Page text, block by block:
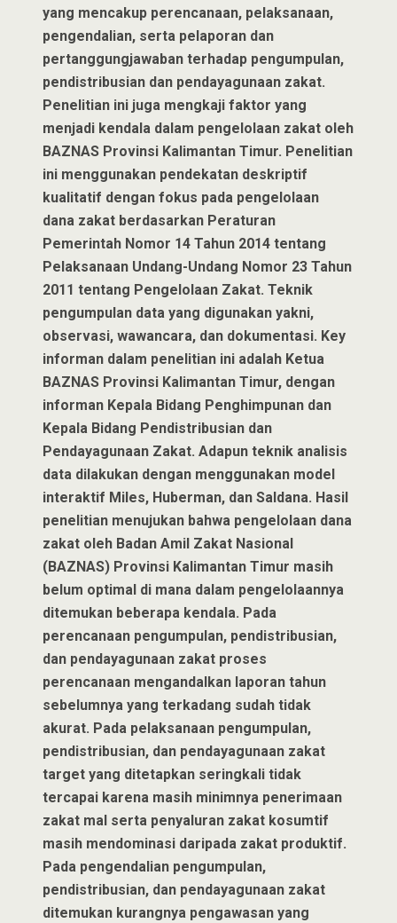
yang mencakup perencanaan, pelaksanaan,
pengendalian, serta pelaporan dan
pertanggungjawaban terhadap pengumpulan,
pendistribusian dan pendayagunaan zakat.
Penelitian ini juga mengkaji faktor yang
menjadi kendala dalam pengelolaan zakat oleh
BAZNAS Provinsi Kalimantan Timur. Penelitian
ini menggunakan pendekatan deskriptif
kualitatif dengan fokus pada pengelolaan
dana zakat berdasarkan Peraturan
Pemerintah Nomor 14 Tahun 2014 tentang
Pelaksanaan Undang-Undang Nomor 23 Tahun
2011 tentang Pengelolaan Zakat. Teknik
pengumpulan data yang digunakan yakni,
observasi, wawancara, dan dokumentasi. Key
informan dalam penelitian ini adalah Ketua
BAZNAS Provinsi Kalimantan Timur, dengan
informan Kepala Bidang Penghimpunan dan
Kepala Bidang Pendistribusian dan
Pendayagunaan Zakat. Adapun teknik analisis
data dilakukan dengan menggunakan model
interaktif Miles, Huberman, dan Saldana. Hasil
penelitian menujukan bahwa pengelolaan dana
zakat oleh Badan Amil Zakat Nasional
(BAZNAS) Provinsi Kalimantan Timur masih
belum optimal di mana dalam pengelolaannya
ditemukan beberapa kendala. Pada
perencanaan pengumpulan, pendistribusian,
dan pendayagunaan zakat proses
perencanaan mengandalkan laporan tahun
sebelumnya yang terkadang sudah tidak
akurat. Pada pelaksanaan pengumpulan,
pendistribusian, dan pendayagunaan zakat
target yang ditetapkan seringkali tidak
tercapai karena masih minimnya penerimaan
zakat mal serta penyaluran zakat kosumtif
masih mendominasi daripada zakat produktif.
Pada pengendalian pengumpulan,
pendistribusian, dan pendayagunaan zakat
ditemukan kurangnya pengawasan yang